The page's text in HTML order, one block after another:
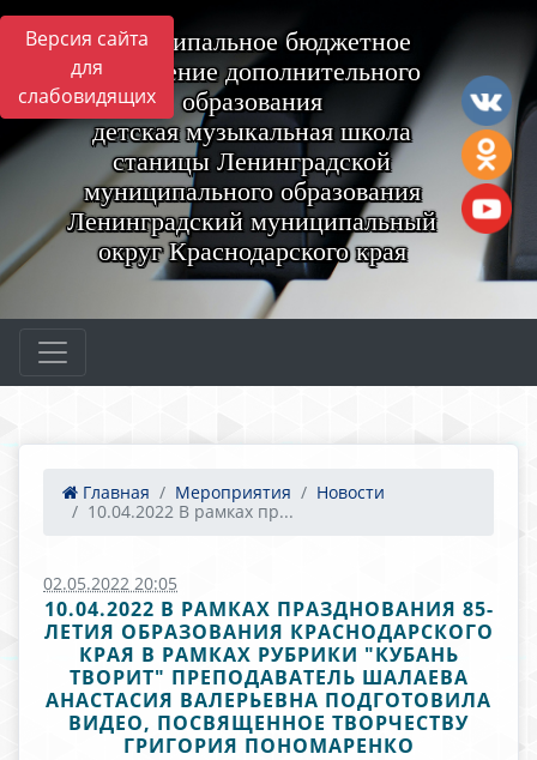
Версия сайта
для
слабовидящих
Муниципальное бюджетное
учреждение дополнительного
образования
детская музыкальная школа
станицы Ленинградской
муниципального образования
Ленинградский муниципальный
округ Краснодарского края
Главная Мероприятия
Новости
10.04.2022 В рамках пр...
02.05.2022 20:05
10.04.2022 В РАМКАХ ПРАЗДНОВАНИЯ 85-
ЛЕТИЯ ОБРАЗОВАНИЯ КРАСНОДАРСКОГО
КРАЯ В РАМКАХ РУБРИКИ "КУБАНЬ
ТВОРИТ" ПРЕПОДАВАТЕЛЬ ШАЛАЕВА
АНАСТАСИЯ ВАЛЕРЬЕВНА ПОДГОТОВИЛА
ВИДЕО, ПОСВЯЩЕННОЕ ТВОРЧЕСТВУ
ГРИГОРИЯ ПОНОМАРЕНКО